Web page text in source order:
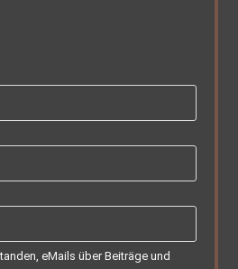
eMails über Beiträge und